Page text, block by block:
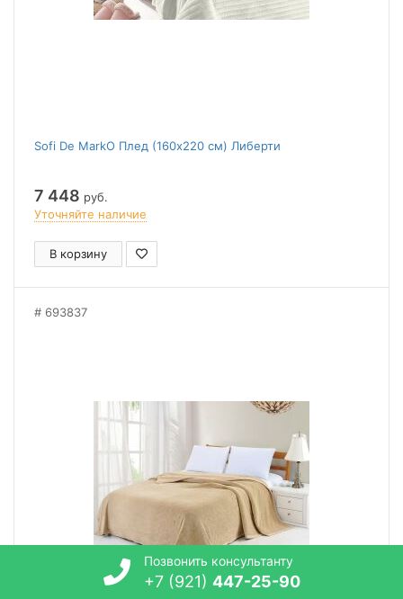
Sofi De MarkO Плед (160x220 см) Либерти
7 448 руб.
Уточняйте наличие
В корзину
693837
Позвонить консультанту
+7 (921) 447-25-90